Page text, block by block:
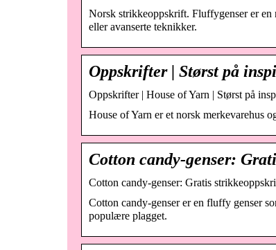
Norsk strikkeoppskrift. Fluffygenser er en
eller avanserte teknikker.
Oppskrifter | Størst på
Oppskrifter | House of Yarn | Størst på
House of Yarn er et norsk merkevarehus
Cotton candy-genser:
Cotton candy-genser: Gratis
Cotton candy-genser er en fluffy genser
populære plagget.